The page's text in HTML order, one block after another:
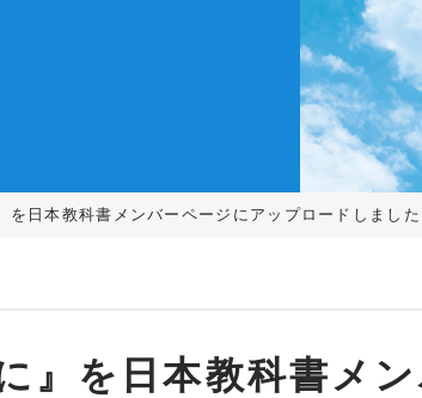
を日本教科書メンバーページにアップロードしました
』を日本教科書メ